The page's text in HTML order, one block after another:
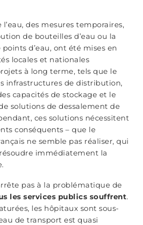
l’eau, des mesures temporaires,
de bouteilles d’eau ou la
d’eau, ont été mises en
locales et nationales
à long terme, tels que le
infrastructures de distribution,
capacités de stockage et le
solutions de dessalement de
ces solutions nécessitent
conséquents – que le
ne semble pas réaliser, qui
immédiatement la
pas à la problématique de
les services publics souffrent.
les hôpitaux sont sous-
de transport est quasi